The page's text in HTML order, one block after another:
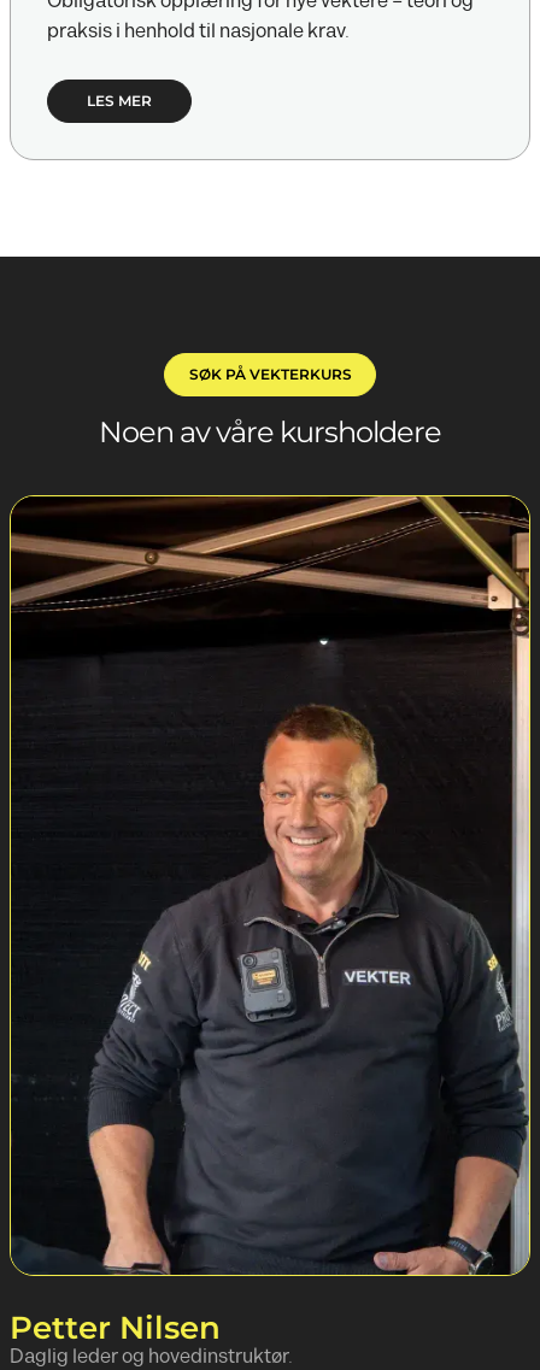
praksis i henhold til nasjonale krav.
LES MER
SØK PÅ VEKTERKURS
Noen av våre kursholdere
Petter Nilsen
Daglig leder og hovedinstruktør.